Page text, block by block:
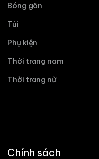
Bóng gôn
Túi
Phụ kiện
Thời trang nam
Thời trang nữ
Chính sách